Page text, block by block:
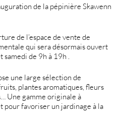
de la pépinière Skawenn
de l’espace de vente de
qui sera désormais ouvert
samedi de 9h à 19h .
une large sélection de
plantes aromatiques, fleurs
Une gamme originale à
pour favoriser un jardinage à la